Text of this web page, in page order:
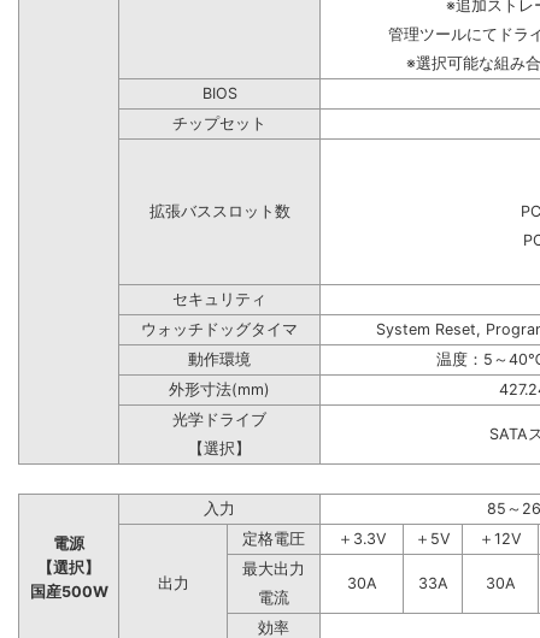
※追加ストレ
管理ツールにてドラ
※選択可能な組み
BIOS
チップセット
拡張バススロット数
セキュリティ
ウォッチドッグタイマ
System Reset,
動作環境
温度：5～
外形寸法(mm)
光学ドライブ
SATA
【選択】
電源
【選択】
国産500W
入力 85～
出力
定格電圧 ＋3.3V ＋5V
＋12V
最大出力
30A
33A
30A
電流
効率